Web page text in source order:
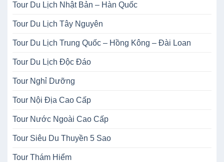
Tour Du Lịch Nhật Bản – Hàn Quốc
Tour Du Lịch Tây Nguyên
Tour Du Lịch Trung Quốc – Hồng Kông – Đài Loan
Tour Du Lịch Độc Đáo
Tour Nghỉ Dưỡng
Tour Nội Địa Cao Cấp
Tour Nước Ngoài Cao Cấp
Tour Siêu Du Thuyền 5 Sao
Tour Thám Hiểm